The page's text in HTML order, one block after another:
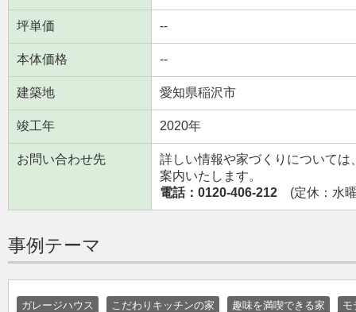
坪単価 --
本体価格 --
建築地 愛知県稲沢市
竣工年 2020年
お問い合わせ先
詳しい情報や家づくりについて
案内いたします。
電話：0120-406-212 (定休：水
事例テーマ
ガレージハウス こだわりキッチンの家 趣味を満喫できる家 モ